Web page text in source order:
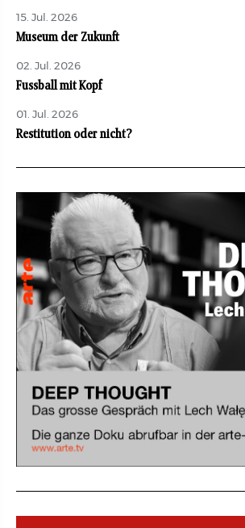
15. Jul. 2026
Museum der Zukunft
02. Jul. 2026
Fussball mit Kopf
01. Jul. 2026
Restitution oder nicht?